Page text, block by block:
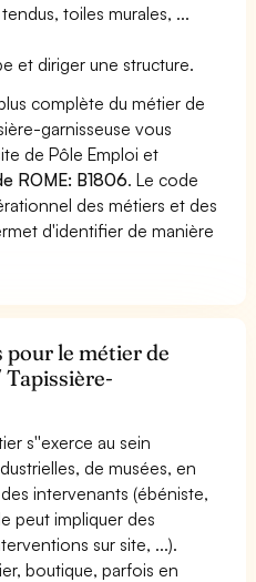
toiles murales, ...
et diriger une structure.
complète du métier de
garnisseuse vous
de Pôle Emploi et
ROME: B1806. Le code
des métiers et des
d'identifier de manière
le métier de
s''exerce au sein
de musées, en
intervenants (ébéniste,
peut impliquer des
sur site, ...).
boutique, parfois en